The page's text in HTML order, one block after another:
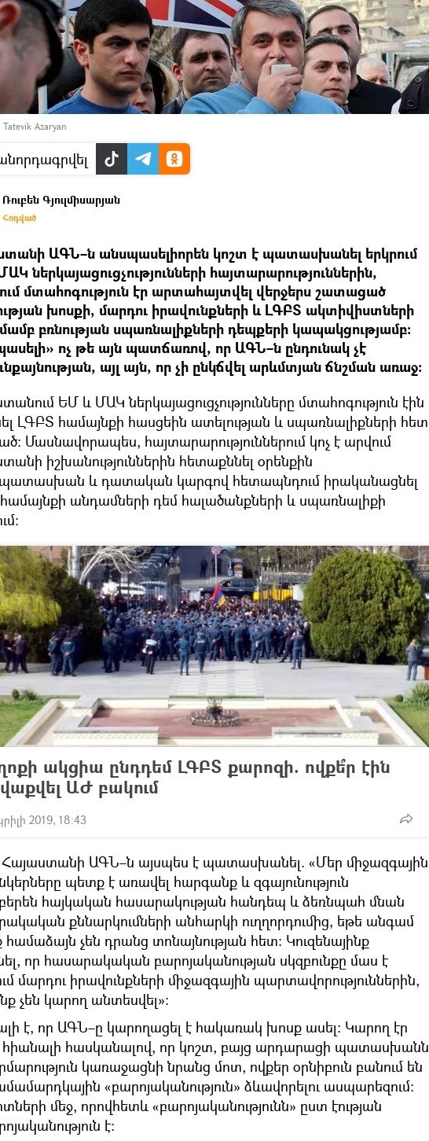
Azaryan
Ռուբեն Գյուլմիսարյան
Հոդված
ԱԳՆ–ն անսպասելիորեն կոշտ է պատասխանել երկրում
ներկայացուցչությունների հայտարարություններին,
մտահոգություն էր արտահայտվել վերջերս շատացած
խոսքի, մարդու իրավունքների և ԼԳԲՏ ակտիվիստների
բռնության սպառնալիքների դեպքերի կապակցությամբ։
ոչ թե այն պատճառով, որ ԱԳՆ–ն ընդունակ չէ
այլ այն, որ չի ընկճվել արևմտյան ճնշման առաջ։
ԵՄ և ՄԱԿ ներկայացուցչությունները մտահոգություն էին
ԼԳԲՏ համայնքի հասցեին ատելության և սպառնալիքների հետ
Մասնավորապես, հայտարարություններում կոչ է արվում
իշխանություններին հետաքննել օրենքին
և դատական կարգով հետապնդում իրականացնել
անդամների դեմ հալածանքների և սպառնալիքի
ակցիա ընդդեմ ԼԳԲՏ քարոզի. ովքե՞ր էին
ԱԺ բակում
2019, 18:43
ԱԳՆ–ն այսպես է պատասխանել. «Մեր միջազգային
պետք է առավել հարգանք և զգայունություն
հայկական հասարակության հանդեպ և ձեռնպահ մնան
քննարկումների անհարկի ուղղորդումից, եթե անգամ
չեն դրանց տոնայնության հետ։ Կուզենայինք
որ հասարակական բարոյականության սկզբունքը մաս է
մարդու իրավունքների միջազգային պարտավորություններին,
չեն կարող անտեսվել»։
է, որ ԱԳՆ–ը կարողացել է հակառակ խոսք ասել։ Կարող էր
հիանալի հասկանալով, որ կոշտ, բայց արդարացի պատասխանն
կառաջացնի նրանց մոտ, ովքեր օրնիբուն բանում են
«բարոյականություն» ձևավորելու ասպարեզում։
մեջ, որովհետև «բարոյականությունն» ըստ էության
է։